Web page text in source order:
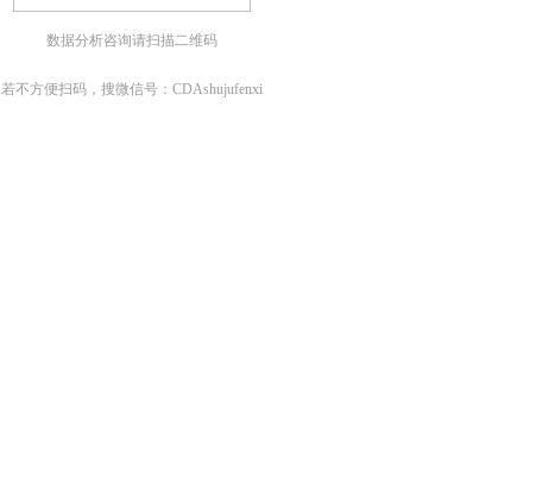
数据分析咨询请扫描二维码
若不方便扫码，搜微信号：CDAshujufenxi